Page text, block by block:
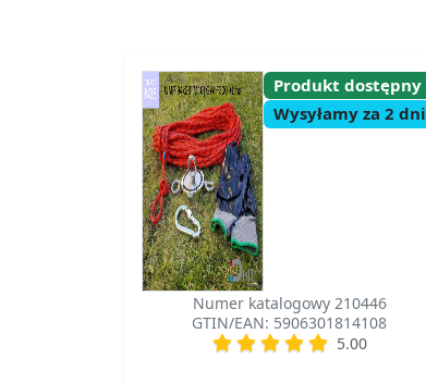
Produkt dostępny
Wysyłamy za 2 dni
Numer katalogowy 210446
GTIN/EAN: 5906301814108
5.00